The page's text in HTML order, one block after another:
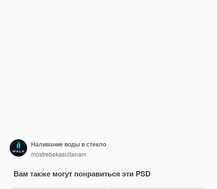
Наливание воды в стекло
mostrebekasultanam
Вам также могут понравиться эти PSD